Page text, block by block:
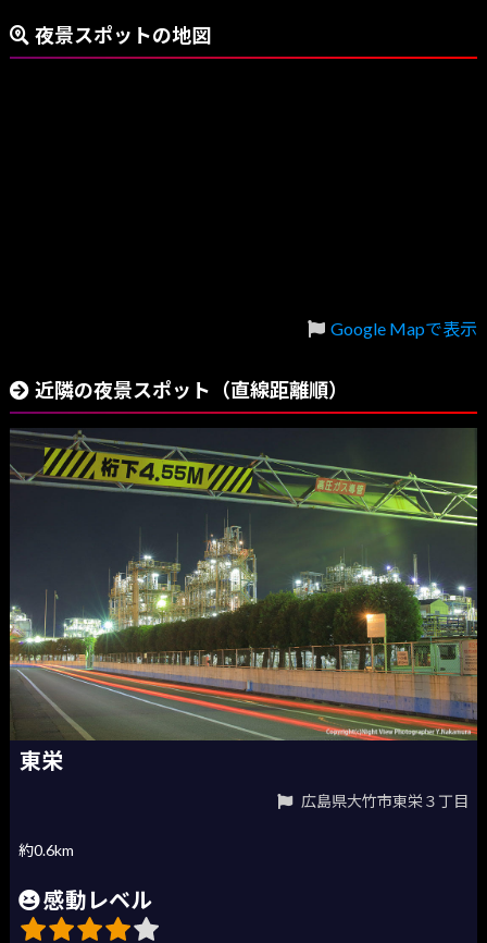
夜景スポットの地図
Google Mapで表示
近隣の夜景スポット（直線距離順）
東栄
広島県大竹市東栄３丁目
約0.6km
感動レベル